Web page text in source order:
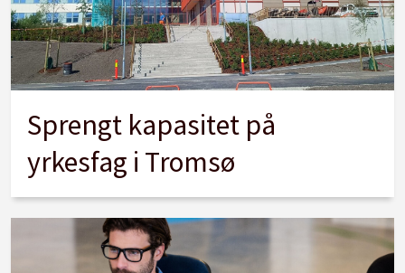
Sprengt kapasitet på
yrkesfag i Tromsø